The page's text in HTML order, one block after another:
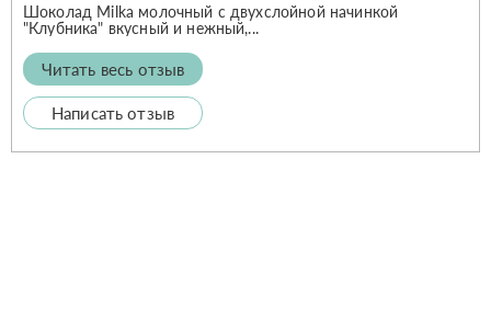
Шоколад Milka молочный с двухслойной начинкой
"Клубника" вкусный и нежный,...
Читать весь отзыв
Написать отзыв